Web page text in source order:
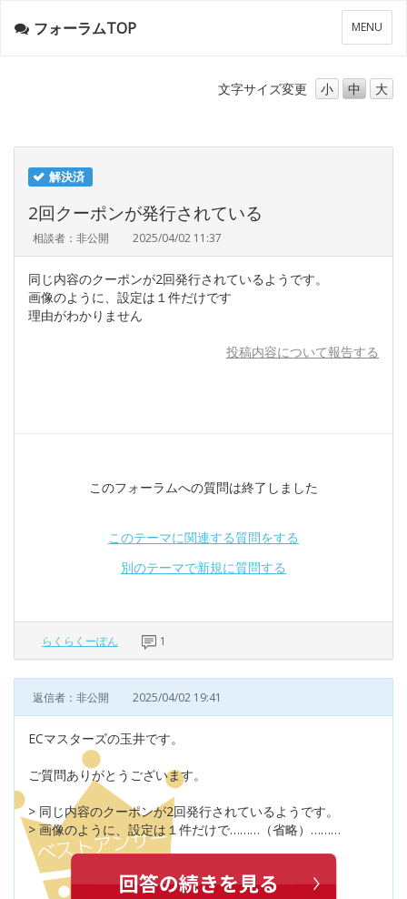
メ
ニ
ー
MENU
フォーラムTOP
文字サイズ変更 小 中 大
解決済
2回クーポンが発行されている
相談者：非公開 2025/04/02 11:37
同じ内容のクーポンが2回発行されているようです。
画像のように、設定は１件だけです
理由がわかりません
投稿内容について報告する
このフォーラムへの質問は終了しました
このテーマに関連する質問をする
別のテーマで新規に質問する
らくらくーぽん 1
返信者：非公開 2025/04/02 19:41
ECマスターズの玉井です。
ご質問ありがとうございます。
> 同じ内容のクーポンが2回発行されているようです。
> 画像のように、設定は１件だけで………（省略）………